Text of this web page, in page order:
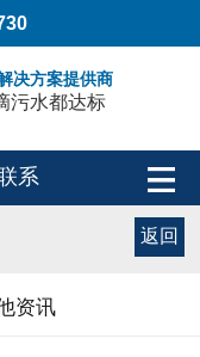
决方案提供商
污水都达标
系
返回
资讯